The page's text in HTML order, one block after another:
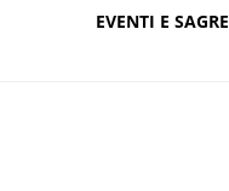
EVENTI E SAGRE